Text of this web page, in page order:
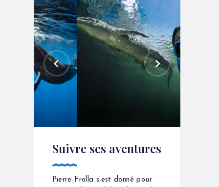
Suivre ses aventures
Pierre Frolla s’est donné pour